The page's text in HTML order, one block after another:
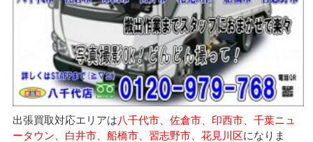
出張買取対応エリアは八千代市、佐倉市、印西市、千葉ニュ
ータウン、白井市、船橋市、習志野市、花見川区になりま